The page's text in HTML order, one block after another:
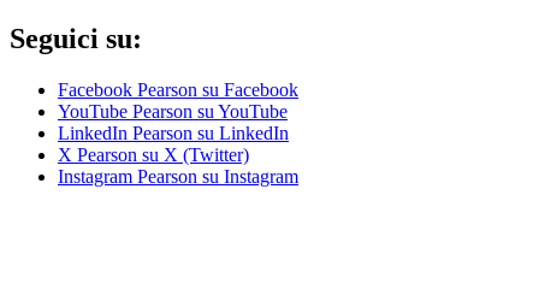
Seguici su:
Facebook Pearson su Facebook
YouTube Pearson su YouTube
LinkedIn Pearson su LinkedIn
X Pearson su X (Twitter)
Instagram Pearson su Instagram